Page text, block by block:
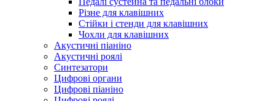
Різне для клавішних
Стійки і стенди для клавішних
Чохли для клавішних
Акустичні піаніно
Акустичні роялі
Синтезатори
Цифрові органи
Цифрові піаніно